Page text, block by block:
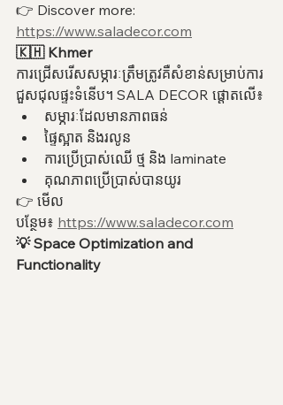
👉 Discover more:
https://www.saladecor.com
🇰🇭 Khmer
ការជ្រើសរើសសម្ភារៈត្រឹមត្រូវគឺសំខាន់សម្រាប់ការ
ជួសជុលផ្ទះទំនើប។ SALA DECOR ផ្តោតលើ៖
សម្ភារៈដែលមានភាពធន់
ផ្ទៃស្អាត និងរលូន
ការប្រើប្រាស់ឈើ ថ្ម និង laminate
គុណភាពប្រើប្រាស់បានយូរ
👉 មើល
បន្ថែម៖ https://www.saladecor.com
💡 Space Optimization and
Functionality